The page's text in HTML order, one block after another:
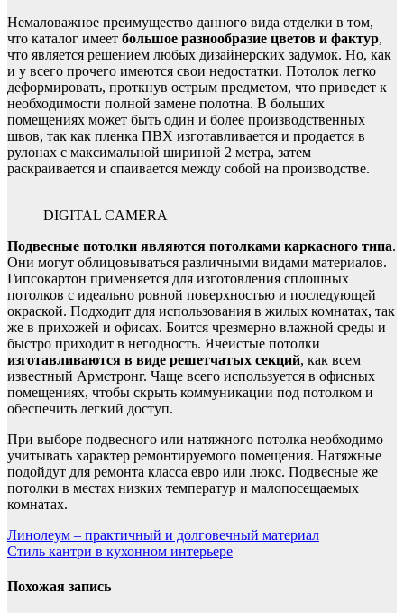
Немаловажное преимущество данного вида отделки в том,
что каталог имеет большое разнообразие цветов и фактур,
что является решением любых дизайнерских задумок. Но, как
и у всего прочего имеются свои недостатки. Потолок легко
деформировать, проткнув острым предметом, что приведет к
необходимости полной замене полотна. В больших
помещениях может быть один и более производственных
швов, так как пленка ПВХ изготавливается и продается в
рулонах с максимальной шириной 2 метра, затем
раскраивается и спаивается между собой на производстве.
DIGITAL CAMERA
Подвесные потолки являются потолками каркасного типа.
Они могут облицовываться различными видами материалов.
Гипсокартон применяется для изготовления сплошных
потолков с идеально ровной поверхностью и последующей
окраской. Подходит для использования в жилых комнатах, так
же в прихожей и офисах. Боится чрезмерно влажной среды и
быстро приходит в негодность. Ячеистые потолки
изготавливаются в виде решетчатых секций, как всем
известный Армстронг. Чаще всего используется в офисных
помещениях, чтобы скрыть коммуникации под потолком и
обеспечить легкий доступ.
При выборе подвесного или натяжного потолка необходимо
учитывать характер ремонтируемого помещения. Натяжные
подойдут для ремонта класса евро или люкс. Подвесные же
потолки в местах низких температур и малопосещаемых
комнатах.
Навигация
по
записям
Линолеум – практичный и долговечный материал
Стиль кантри в кухонном интерьере
Похожая запись